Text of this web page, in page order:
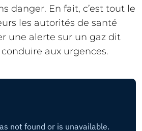
danger. En fait, c’est tout le
les autorités de santé
une alerte sur un gaz dit
aux urgences.